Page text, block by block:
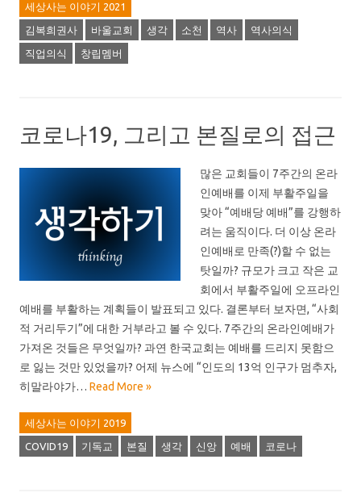
세상사는 이야기 2021
김복희권사 바울교회 생각 소천 역사 역사의식
직업의식 창립멤버
코로나19, 그리고 본질로의 접근
많은 교회들이 7주간의 온라
인예배를 이제 부활주일을
맞아 “예배당 예배”를 강행하
려는 움직이다. 더 이상 온라
인예배로 만족(?)할 수 없는
탓일까? 규모가 크고 작은 교
회에서 부활주일에 오프라인
예배를 부활하는 계획들이 발표되고 있다. 결론부터 보자면, “사회
적 거리두기”에 대한 거부라고 볼 수 있다. 7주간의 온라인예배가
가져온 것들은 무엇일까? 과연 한국교회는 예배를 드리지 못함으
로 잃는 것만 있었을까? 어제 뉴스에 “인도의 13억 인구가 멈추자,
히말라야가… Read More »
세상사는 이야기 2019
COVID19 기독교 본질 생각 신앙 예배 코로나